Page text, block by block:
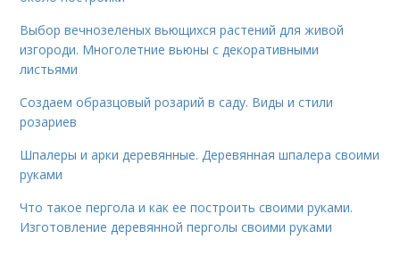
Выбор вечнозеленых вьющихся растений для живой
изгороди. Многолетние вьюны с декоративными
листьями
Создаем образцовый розарий в саду. Виды и стили
розариев
Шпалеры и арки деревянные. Деревянная шпалера своими
руками
Что такое пергола и как ее построить своими руками.
Изготовление деревянной перголы своими руками